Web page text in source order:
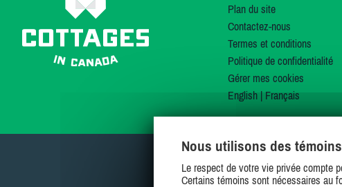
Plan du site
Contactez-nous
Termes et conditions
Politique de confidentialité
Gérer mes cookies
English| Français
Nous utilisons des témoins
Le respect de votre vie privée compte
Certains témoins sont nécessaires au